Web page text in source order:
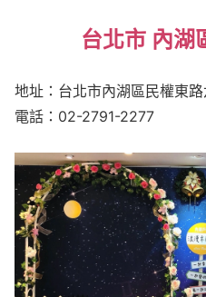
台北市 內湖
地址：台北市內湖區民權東
電話： 02-2791-2277